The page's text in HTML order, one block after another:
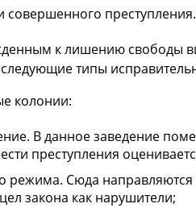
совершенного преступления.
к лишению свободы
типы
колонии:
В данное заведение
преступления
режима. Сюда направляются
закона как нарушители;